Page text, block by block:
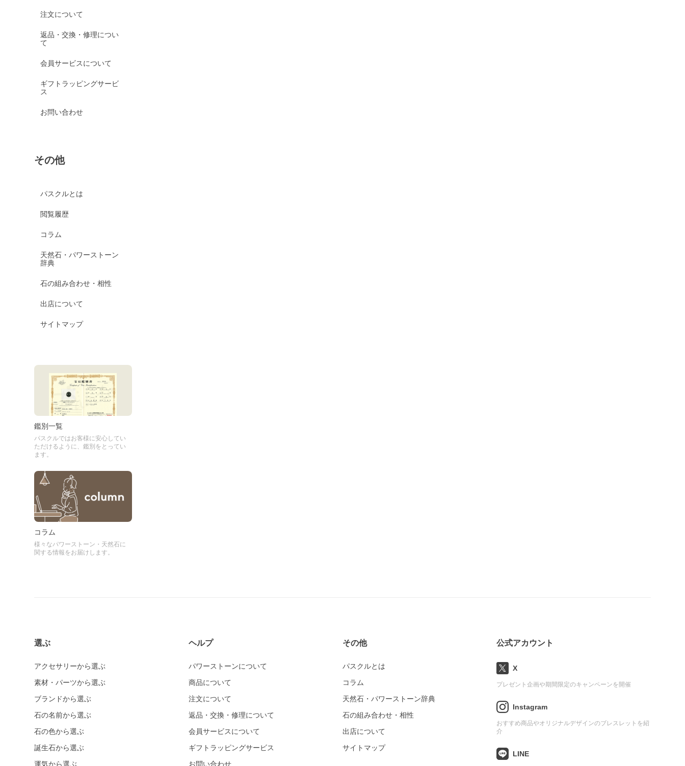
注文について
返品・交換・修理につい
て
会員サービスについて
ギフトラッピングサービ
ス
お問い合わせ
その他
パスクルとは
閲覧履歴
コラム
天然石・パワーストーン
辞典
石の組み合わせ・相性
出店について
サイトマップ
鑑別一覧
パスクルではお客様に安心してい
ただけるように、鑑別をとってい
ます。
コラム
様々なパワーストーン・天然石に
関する情報をお届けします。
選ぶ
アクセサリーから選ぶ
素材・パーツから選ぶ
ブランドから選ぶ
石の名前から選ぶ
石の色から選ぶ
誕生石から選ぶ
運気から選ぶ
ヘルプ
パワーストーンについて
商品について
注文について
返品・交換・修理について
会員サービスについて
ギフトラッピングサービス
お問い合わせ
その他
パスクルとは
コラム
天然石・パワーストーン辞典
石の組み合わせ・相性
出店について
サイトマップ
公式アカウント
X
プレゼント企画や期間限定のキャンペーンを開催
Instagram
おすすめ商品やオリジナルデザインのブレスレットを紹
介
LINE